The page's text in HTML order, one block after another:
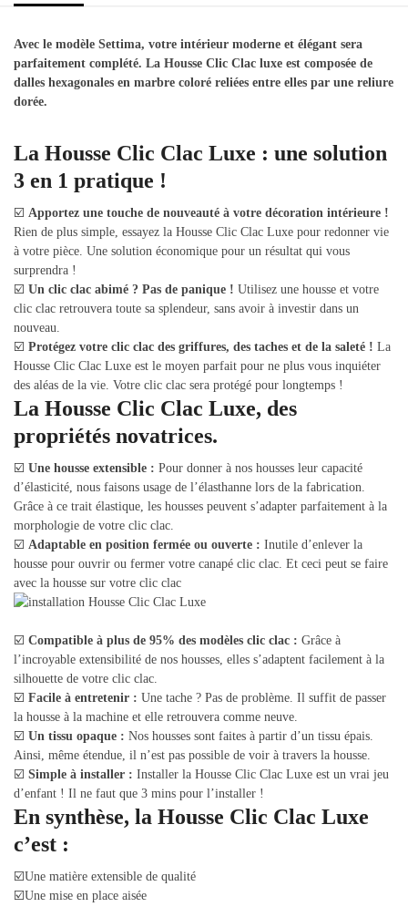
Avec le modèle Settima, votre intérieur moderne et élégant sera
parfaitement complété. La Housse Clic Clac luxe est composée de
dalles hexagonales en marbre coloré reliées entre elles par une reliure
dorée.
La Housse Clic Clac Luxe : une solution
3 en 1 pratique !
☑️ Apportez une touche de nouveauté à votre décoration intérieure !
Rien de plus simple, essayez la Housse Clic Clac Luxe pour redonner vie
à votre pièce. Une solution économique pour un résultat qui vous
surprendra !
☑️ Un clic clac abimé ? Pas de panique ! Utilisez une housse et votre
clic clac retrouvera toute sa splendeur, sans avoir à investir dans un
nouveau.
☑️ Protégez votre clic clac des griffures, des taches et de la saleté ! La
Housse Clic Clac Luxe est le moyen parfait pour ne plus vous inquiéter
des aléas de la vie. Votre clic clac sera protégé pour longtemps !
La Housse Clic Clac Luxe, des
propriétés novatrices.
☑️ Une housse extensible : Pour donner à nos housses leur capacité
d’élasticité, nous faisons usage de l’élasthanne lors de la fabrication.
Grâce à ce trait élastique, les housses peuvent s’adapter parfaitement à la
morphologie de votre clic clac.
☑️ Adaptable en position fermée ou ouverte : Inutile d’enlever la
housse pour ouvrir ou fermer votre canapé clic clac. Et ceci peut se faire
avec la housse sur votre clic clac
☑️ Compatible à plus de 95% des modèles clic clac : Grâce à
l’incroyable extensibilité de nos housses, elles s’adaptent facilement à la
silhouette de votre clic clac.
☑️ Facile à entretenir : Une tache ? Pas de problème. Il suffit de passer
la housse à la machine et elle retrouvera comme neuve.
☑️ Un tissu opaque : Nos housses sont faites à partir d’un tissu épais.
Ainsi, même étendue, il n’est pas possible de voir à travers la housse.
☑️ Simple à installer : Installer la Housse Clic Clac Luxe est un vrai jeu
d’enfant ! Il ne faut que 3 mins pour l’installer !
En synthèse, la Housse Clic Clac Luxe
c’est :
☑️Une matière extensible de qualité
☑️Une mise en place aisée